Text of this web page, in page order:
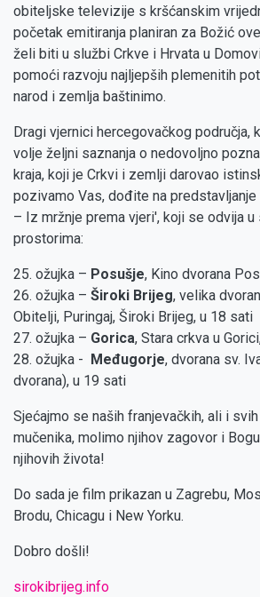
obiteljske televizije s kršćanskim
početak emitiranja planiran za Božić
želi biti u službi Crkve i Hrvata u
pomoći razvoju najljepših plemenitih
narod i zemlja baštinimo.
Dragi vjernici hercegovačkog područja,
volje željni saznanja o nedovoljno
kraja, koji je Crkvi i zemlji darovao
pozivamo Vas, dođite na
– Iz mržnje prema vjeri', koji se odvija
prostorima:
25. ožujka – Posušje, Kino dvorana
26. ožujka – Široki Brijeg, velika
Obitelji, Puringaj, Široki Brijeg, u 18 sati
27. ožujka – Gorica, Stara crkva u
28. ožujka -
Međugorje, dvorana sv.
dvorana), u 19 sati
Sjećajmo se naših franjevačkih, ali i
mučenika, molimo njihov zagovor i
njihovih života!
Do sada je film prikazan u Zagrebu,
Brodu, Chicagu i New Yorku.
Dobro došli!
sirokibrijeg.info